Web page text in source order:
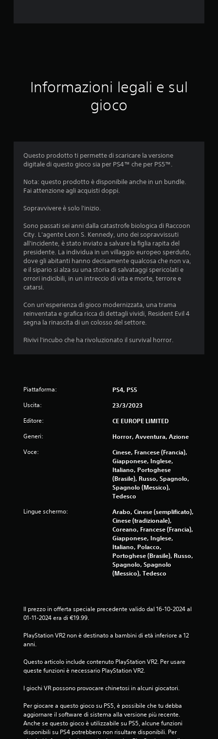
z
n
i
Informazioni legali e sul
gioco
Questo prodotto ti permette di scaricare la versione
digitale di questo gioco sia per PS4™ che per PS5™.
Nota: questo prodotto è disponibile anche in un bundle.
Fai attenzione agli acquisti doppi.
Sopravvivere è solo l'inizio.
Sono passati sei anni dalla catastrofe biologica di Raccoon
City. L'agente Leon S. Kennedy, uno dei sopravvissuti
all'incidente, è stato inviato a salvare la figlia rapita del
presidente. La individua in un villaggio europeo sperduto,
dove gli abitanti hanno decisamente qualcosa che non va,
e il sipario si alza su una storia di salvataggi spericolati e
orrori indicibili, in un intreccio di vita e morte, terrore e
catarsi.
Con un'esperienza di gioco modernizzata, una trama
reinventata e grafica ricca di dettagli vividi, Resident Evil 4
segna la rinascita di un colosso del settore.
Rivivi l'incubo che ha rivoluzionato il survival horror.
Piattaforma: PS4, PS5
Uscita: 23/3/2023
Editore: CE EUROPE LIMITED
Generi: Horror, Avventura, Azione
Voce:
Cinese, Francese (Francia),
Giapponese, Inglese,
Italiano, Portoghese
(Brasile), Russo, Spagnolo,
Spagnolo (Messico),
Tedesco
Lingue schermo:
Arabo, Cinese (semplificato),
Cinese (tradizionale),
Coreano, Francese (Francia),
Giapponese, Inglese,
Italiano, Polacco,
Portoghese (Brasile), Russo,
Spagnolo, Spagnolo
(Messico), Tedesco
Il prezzo in offerta speciale precedente valido dal 16-10-2024 al
01-11-2024 era di €19.99.
PlayStation VR2 non è destinato a bambini di età inferiore a 12
anni.
Questo articolo include contenuto PlayStation VR2. Per usare
queste funzioni è necessario PlayStation VR2.
I giochi VR possono provocare chinetosi in alcuni giocatori.
Per giocare a questo gioco su PS5, è possibile che tu debba
aggiornare il software di sistema alla versione più recente.
Anche se questo gioco è utilizzabile su PS5, alcune funzioni
disponibili su PS4 potrebbero non risultare disponibili. Per